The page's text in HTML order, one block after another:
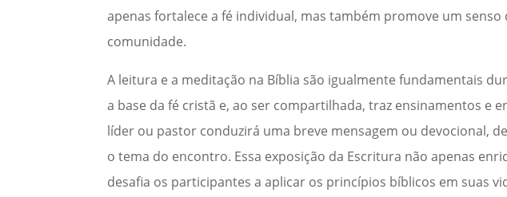
apenas fortalece a fé individual, mas também promove um
comunidade.
A leitura e a meditação na Bíblia são igualmente fundamentais
a base da fé cristã e, ao ser compartilhada, traz ensinamentos e
líder ou pastor conduzirá uma breve mensagem ou devocional,
o tema do encontro. Essa exposição da Escritura não apenas
desafia os participantes a aplicar os princípios bíblicos em suas